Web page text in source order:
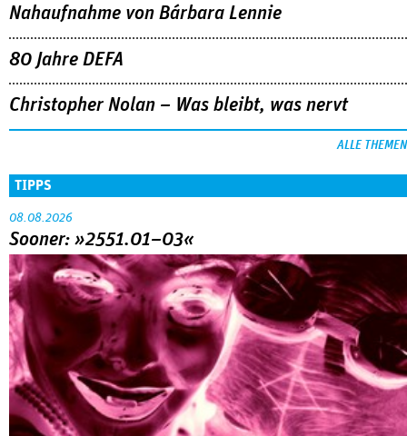
Nahaufnahme von Bárbara Lennie
80 Jahre DEFA
Christopher Nolan – Was bleibt, was nervt
ALLE THEMEN
TIPPS
08.08.2026
Sooner: »2551.01–03«